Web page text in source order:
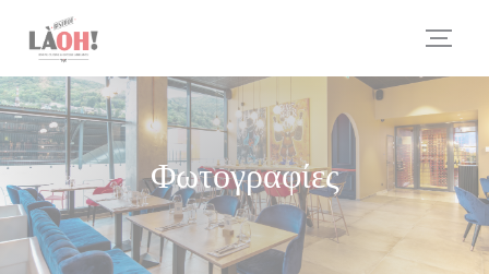
Πίνακας διαχείρισης "Μπισκότων" (Cookies)
Φωτογραφίες